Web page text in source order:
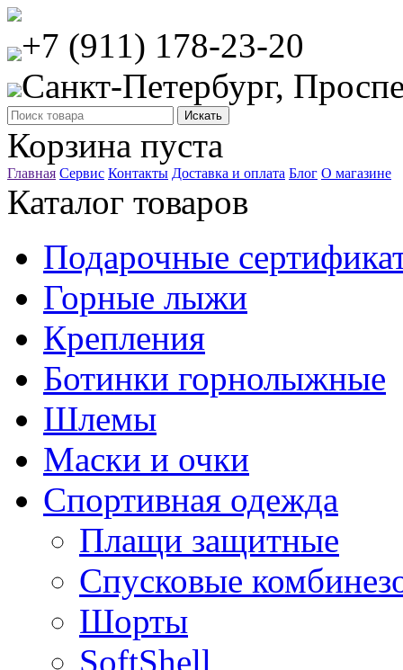
+7 (911) 178-23-20
Санкт-Петербург,
Корзина пуста
Главная Сервис Контакты Доставка и оплата Блог О магазине
Каталог товаров
Подарочные
Горные лыжи
Крепления
Ботинки горнолыжные
Шлемы
Маски и очки
Спортивная одежда
Плащи защитные
Спусковые
Шорты
SoftShell